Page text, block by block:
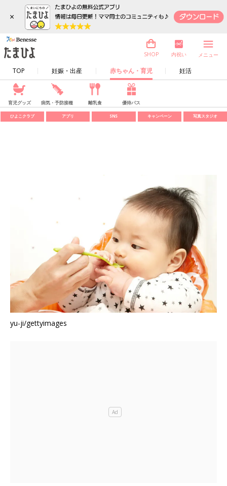
×
TOP 妊娠・出産 赤ちゃん・育児 妊活
SHOP 内祝い メニュー
育児グッズ 病気・予防接種 離乳食 優待パス
ひよこクラブ アプリ SNS キャンペーン 写真スタジオ
yu-ji/gettyimages